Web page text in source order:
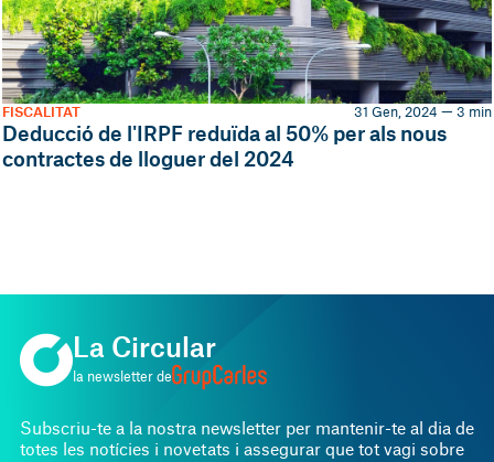
Deducció de l'IRPF reduïda al 50% per als nous
contractes de lloguer del 2024
FISCALITAT 31 Gen, 2024 — 3 min
La Circular
la newsletter de
Subscriu-te a la nostra newsletter per mantenir-te al dia de
totes les notícies i novetats i assegurar que tot vagi sobre